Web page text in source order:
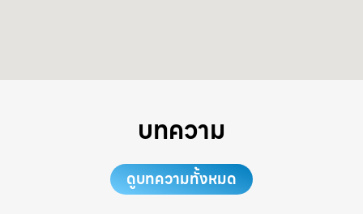
บทความ
ดูบทความทั้งหมด